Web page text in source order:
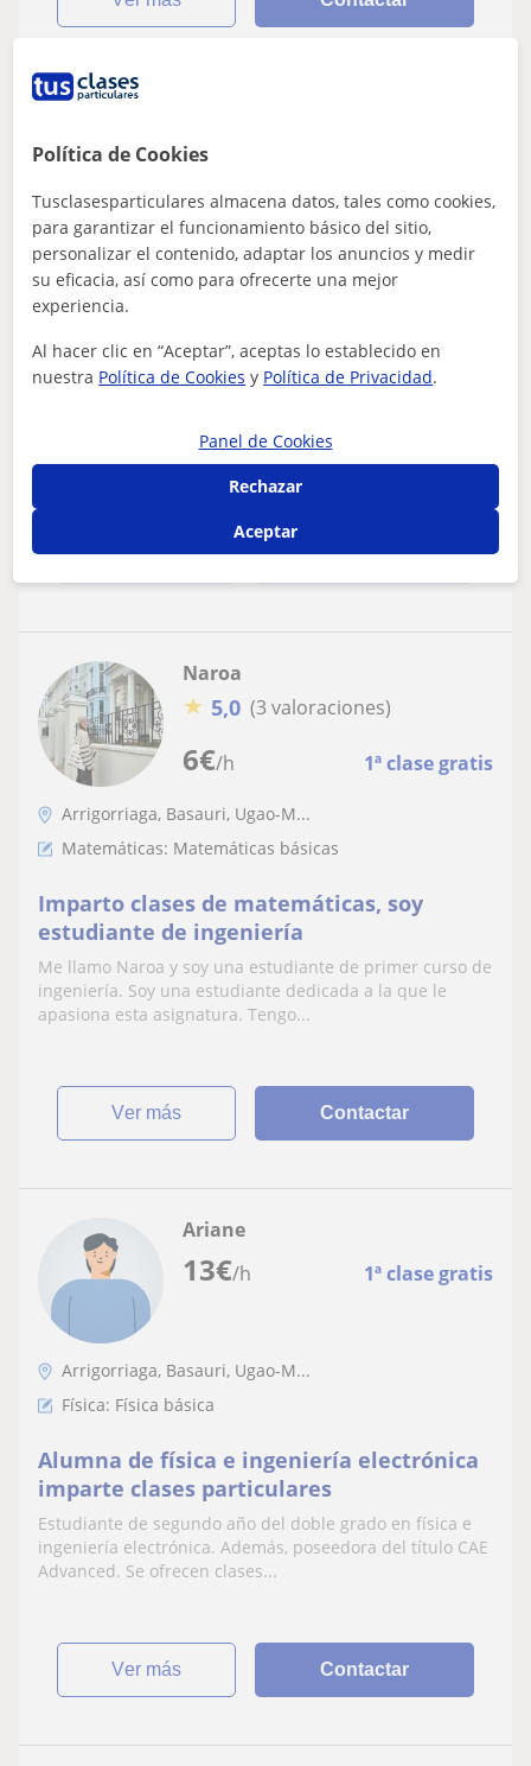
12
Arrigorriaga, Basauri, Ugao-M...
Matemáticas: Matemáticas básicas
Profesora de primaria que parte clases
particulares a niños entre 6-13 años
tus hijos mejores alguna asignatura para terminar bien
el curso?Soy Maider, una chica...
ver más Contactar
6€/h 1ª clase gratis
Naroa
★ 5,0 (3 valoraciones)
Arrigorriaga, Basauri, Ugao-M...
Matemáticas: Matemáticas básicas
Imparto clases de matemáticas, soy
estudiante de ingeniería
Me llamo Naroa y soy una estudiante de primer curso de
ingeniería. Soy una estudiante dedicada a la que le
apasiona esta asignatura. Tengo...
ver más Contactar
13€/h 1ª clase gratis
Ariane
Arrigorriaga, Basauri, Ugao-M...
Física: Física básica
Alumna de física e ingeniería electrónica
imparte clases particulares
Estudiante de segundo año del doble grado en física e
ingeniería electrónica. Además, poseedora del título CAE
Advanced. Se ofrecen clases...
ver más Contactar
Política de Cookies
Tusclasesparticulares almacena datos, tales como cookies,
para garantizar el funcionamiento básico del sitio,
personalizar el contenido, adaptar los anuncios y medir
su eficacia, así como para ofrecerte una mejor
experiencia.
Al hacer clic en “Aceptar”, aceptas lo establecido en
nuestra Política de Cookies y Política de Privacidad.
Panel de Cookies
Rechazar
Aceptar